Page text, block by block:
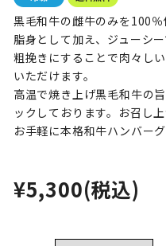
黒毛和牛の雌牛のみを100
脂身として加え、ジューシ
粗挽きにすることで肉々し
いただけます。
高温で焼き上げ黒毛和牛の
ックしております。お召し
お手軽に本格和牛ハンバー
¥5,300(税込)